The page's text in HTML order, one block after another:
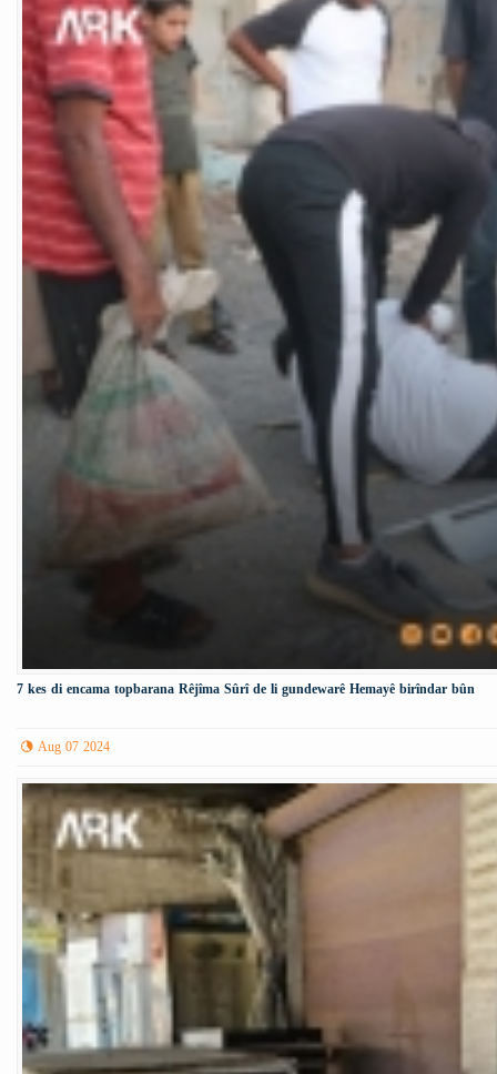
7 kes di encama topbarana Rêjîma Sûrî de li gundewarê Hemayê birîndar bûn
Aug 07 2024